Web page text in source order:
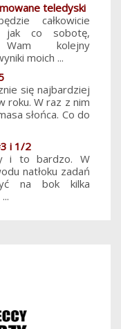
teledyski
całkowicie
jak co sobotę,
Wam kolejny
moich ...
się najbardziej
roku. W raz z nim
słońca. Co do
i 1/2
i to bardzo. W
natłoku zadań
na bok kilka